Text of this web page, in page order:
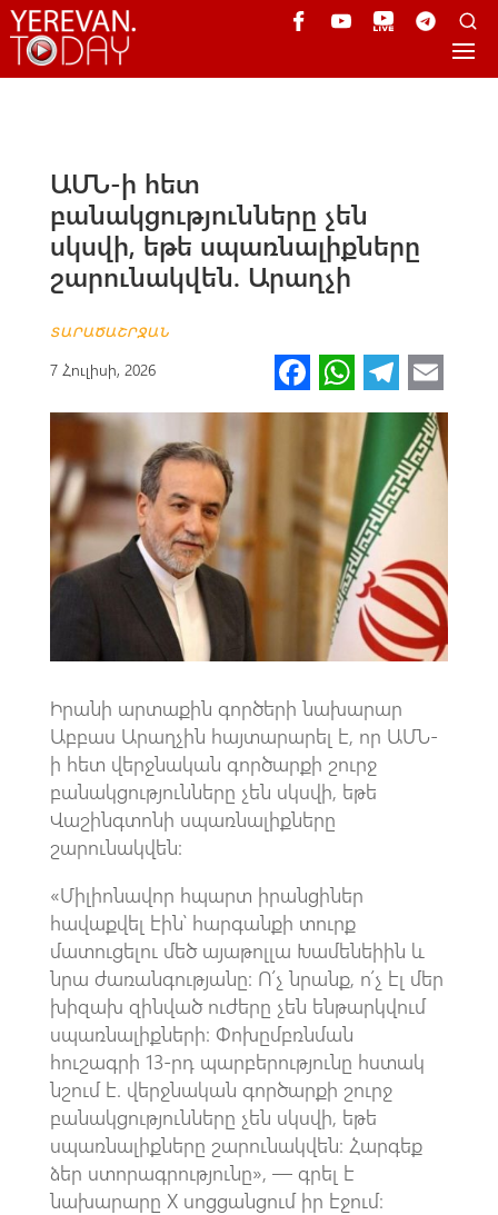
ԱՄՆ-ի հետ
բանակցությունները չեն
սկսվի, եթե սպառնալիքները
շարունակվեն. Արաղչի
ՏԱՐԱԾԱՇՐՋԱՆ
7 Հուլիսի, 2026 Fa
ce
b
o
o
k
W
h
at
s
A
p
p
Te
le
gr
a
m
m
ail
Իրանի արտաքին գործերի նախարար
Աբբաս Արաղչին հայտարարել է, որ ԱՄՆ-
ի հետ վերջնական գործարքի շուրջ
բանակցությունները չեն սկսվի, եթե
Վաշինգտոնի սպառնալիքները
շարունակվեն։
«Միլիոնավոր հպարտ իրանցիներ
հավաքվել էին՝ հարգանքի տուրք
մատուցելու մեծ այաթոլլա Խամենեիին և
նրա ժառանգությանը։ Ո՛չ նրանք, ո՛չ էլ մեր
խիզախ զինված ուժերը չեն ենթարկվում
սպառնալիքների։ Փոխըմբռնման
հուշագրի 13-րդ պարբերությունը հստակ
նշում է. վերջնական գործարքի շուրջ
բանակցությունները չեն սկսվի, եթե
սպառնալիքները շարունակվեն։ Հարգեք
ձեր ստորագրությունը», — գրել է
նախարարը X սոցցանցում իր էջում։